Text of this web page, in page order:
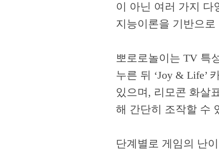
이 아닌 여러 가지 다
지능이론을 기반으
뽀로로놀이는 TV 특
누른 뒤 ‘Joy & Life’
있으며, 리모콘 화살
해 간단히 조작할 수
단계별로 게임의 난